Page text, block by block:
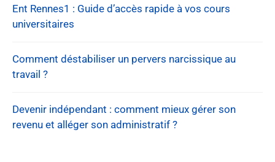
Ent Rennes1 : Guide d’accès rapide à vos cours
universitaires
Comment déstabiliser un pervers narcissique au
travail ?
Devenir indépendant : comment mieux gérer son
revenu et alléger son administratif ?